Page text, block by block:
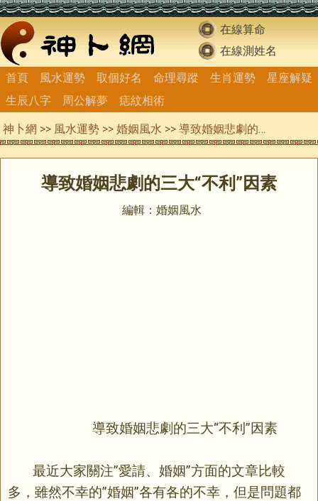
在線算命
在線測姓名
首頁
風水運勢 取個好名 命理尋蹤 生肖運勢
星座解疑
生辰八字
周公解夢 痣紋相術
神卜網 >> 風水運勢 >> 婚姻風水 >> 導致婚姻悲劇的三大“不利”因素
導致婚姻悲劇的三大“不利”因素
編輯：婚姻風水
導致婚姻悲劇的三大“不利”因素
最近大家關注”愛請、婚姻”方面的文章比較
多，雖然不幸的”婚姻”各有各的不幸，但是問題都